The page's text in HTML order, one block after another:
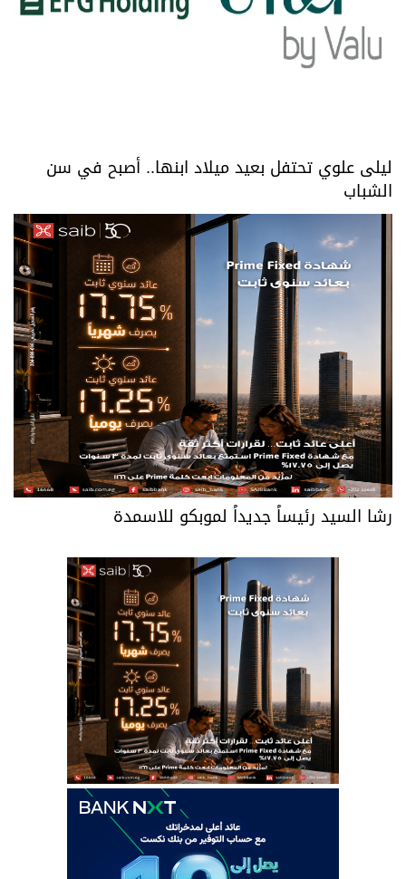
ليلى علوي تحتفل بعيد ميلاد ابنها.. أصبح في سن
الشباب
رشا السيد رئيساً جديداً لموبكو للاسمدة